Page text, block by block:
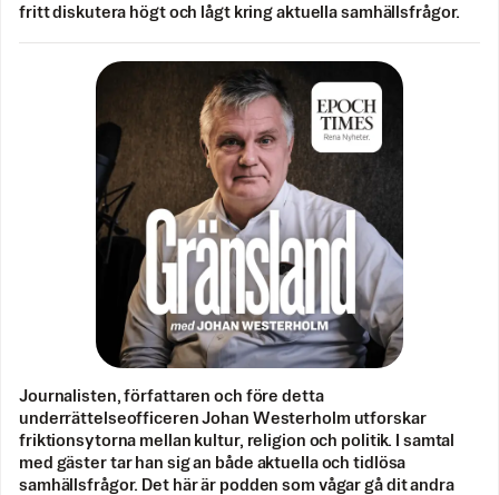
fritt diskutera högt och lågt kring aktuella samhällsfrågor.
Journalisten, författaren och före detta
underrättelseofficeren Johan Westerholm utforskar
friktionsytorna mellan kultur, religion och politik. I samtal
med gäster tar han sig an både aktuella och tidlösa
samhällsfrågor. Det här är podden som vågar gå dit andra